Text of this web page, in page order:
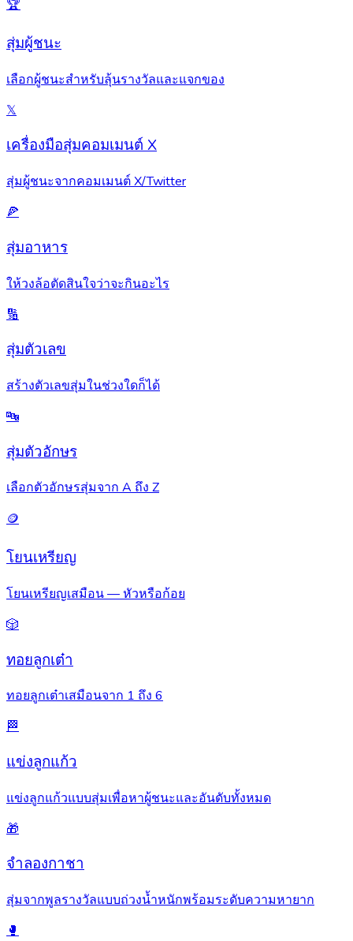
🏆
สุ่มผู้ชนะ
เลือกผู้ชนะสำหรับลุ้นรางวัลและแจกของ
𝕏
เครื่องมือสุ่มคอมเมนต์ X
สุ่มผู้ชนะจากคอมเมนต์ X/Twitter
🍕
สุ่มอาหาร
ให้วงล้อตัดสินใจว่าจะกินอะไร
🔢
สุ่มตัวเลข
สร้างตัวเลขสุ่มในช่วงใดก็ได้
🔤
สุ่มตัวอักษร
เลือกตัวอักษรสุ่มจาก A ถึง Z
🪙
โยนเหรียญ
โยนเหรียญเสมือน — หัวหรือก้อย
🎲
ทอยลูกเต๋า
ทอยลูกเต๋าเสมือนจาก 1 ถึง 6
🏁
แข่งลูกแก้ว
แข่งลูกแก้วแบบสุ่มเพื่อหาผู้ชนะและอันดับทั้งหมด
🎁
จำลองกาชา
สุ่มจากพูลรางวัลแบบถ่วงน้ำหนักพร้อมระดับความหายาก
🥊